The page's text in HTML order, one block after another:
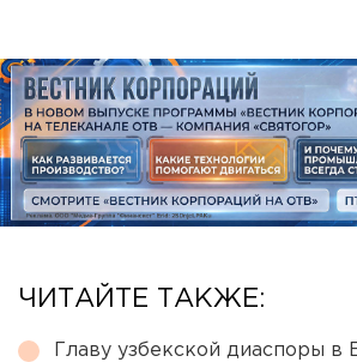
ЧИТАЙТЕ ТАКЖЕ:
Главу узбекской диаспоры в